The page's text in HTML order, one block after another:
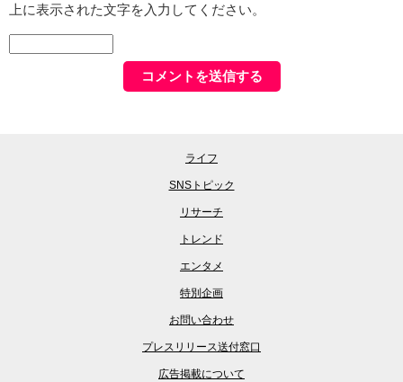
上に表示された文字を入力してください。
ライフ
SNSトピック
リサーチ
トレンド
エンタメ
特別企画
お問い合わせ
プレスリリース送付窓口
広告掲載について